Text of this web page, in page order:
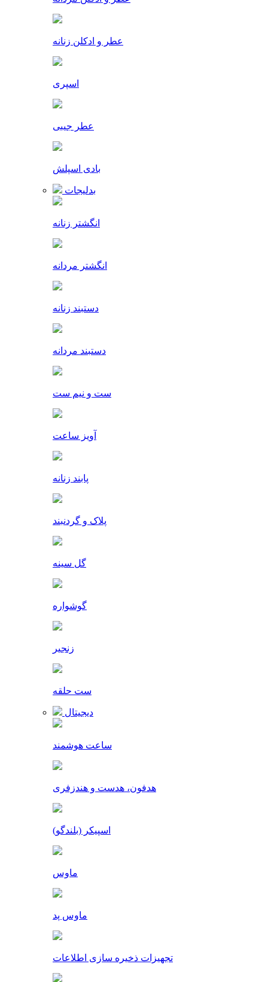
عطر و ادکلن زنانه
اسپری
عطر جیبی
بادی اسپلش
بدلیجات
انگشتر زنانه
انگشتر مردانه
دستبند زنانه
دستبند مردانه
ست و نیم ست
آویز ساعت
پابند زنانه
پلاک و گردنبند
گل سینه
گوشواره
زنجیر
ست حلقه
دیجیتال
ساعت هوشمند
هدفون، هدست و هندزفری
اسپیکر (بلندگو)
ماوس
ماوس پد
تجهیزات ذخیره سازی اطلاعات